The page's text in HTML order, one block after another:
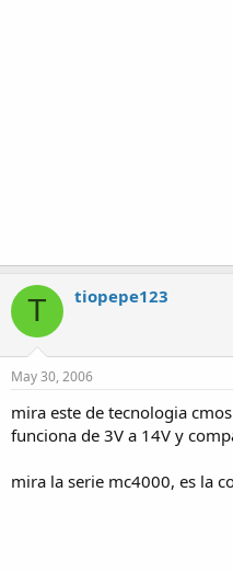
T tiopepe123
May 30, 2006
mira este de tecnologia
funciona de 3V a 14V y
mira la serie mc4000, es la